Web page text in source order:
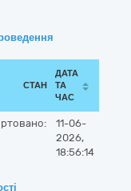
СТАН
ДАТА
ТА
ЧАС
11-06-
2026,
18:56:14